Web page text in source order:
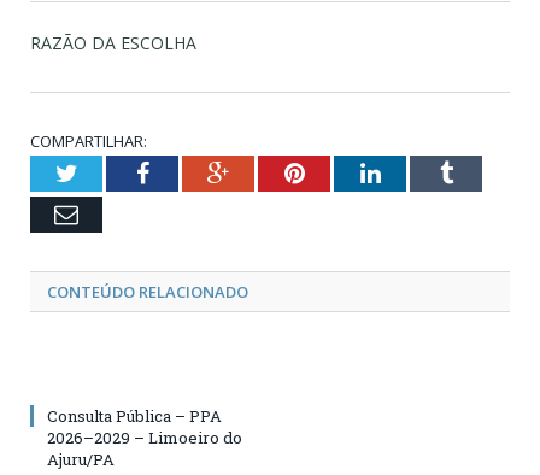
RAZÃO DA ESCOLHA
COMPARTILHAR:
TwitterFacebookGoogle+PinterestLinkedInTumblr
Email
CONTEÚDO RELACIONADO
Consulta Pública – PPA
2026–2029 – Limoeiro do
Ajuru/PA